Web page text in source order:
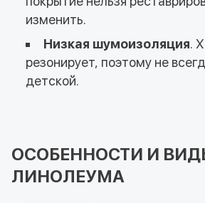
изменить.
Низкая шумоизоляция.
резонирует, поэтому не
детской.
ОСОБЕННОСТИ И
ЛИНОЛЕУМА